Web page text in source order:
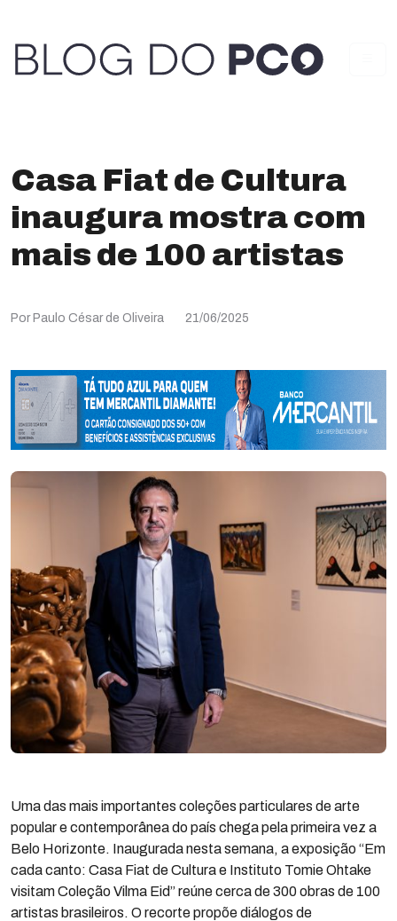
Casa Fiat de Cultura
inaugura mostra com
mais de 100 artistas
Por Paulo César de Oliveira 21/06/2025
Uma das mais importantes coleções particulares de arte
popular e contemporânea do país chega pela primeira vez a
Belo Horizonte. Inaugurada nesta semana, a exposição “Em
cada canto: Casa Fiat de Cultura e Instituto Tomie Ohtake
visitam Coleção Vilma Eid” reúne cerca de 300 obras de 100
artistas brasileiros. O recorte propõe diálogos de